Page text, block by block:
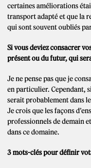
certaines améliorations
transport adapté et que la
qui sont souvent oubliés
Si vous deviez consacrer
présent ou du futur, qui
Je ne pense pas que je
en particulier. Cependant,
serait probablement dans
Je crois que les façons
professionnels de demain
dans ce domaine.
3 mots-clés pour définir